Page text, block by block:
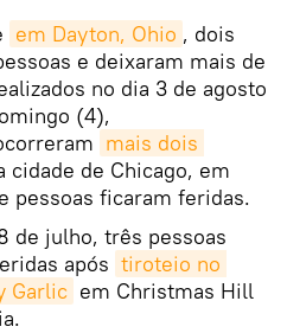
em Dayton, Ohio , dois
e deixaram mais de
no dia 3 de agosto
(4),
mais dois
cidade de Chicago, em
pessoas ficaram feridas.
de julho, três pessoas
após tiroteio no
Garlic em Christmas Hill